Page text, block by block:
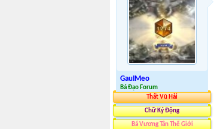
GauIMeo
Bá Đạo Forum
Thất Vũ Hải
Chữ Ký Động
Bá Vương Tân Thế Giới